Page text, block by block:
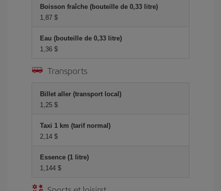
Boisson fraîche (bouteille de 0,33 litre)
1,87 $
Eau (bouteille de 0,33 litre)
1,36 $
Transports
Billet aller (transport local)
1,25 $
Taxi 1 km (tarif normal)
2,14 $
Essence (1 litre)
1,144 $